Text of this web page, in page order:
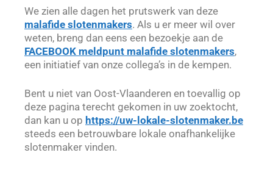
We zien alle dagen het prutswerk van deze
malafide slotenmakers. Als u er meer wil over
weten, breng dan eens een bezoekje aan de
FACEBOOK meldpunt malafide slotenmakers,
een initiatief van onze collega’s in de kempen.
Bent u niet van Oost-Vlaanderen en toevallig op
deze pagina terecht gekomen in uw zoektocht,
dan kan u op https://uw-lokale-slotenmaker.be
steeds een betrouwbare lokale onafhankelijke
slotenmaker vinden.